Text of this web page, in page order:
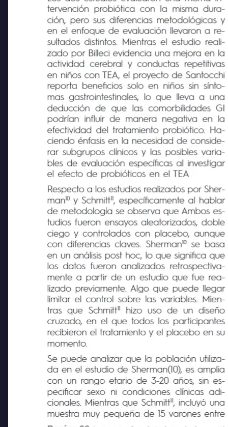
Los dos estudios evaluaron una misma in-
tervención probiótica con la misma dura-
ción, pero sus diferencias metodológicas y
en el enfoque de evaluación llevaron a re-
sultados distintos. Mientras el estudio reali-
zado por Billeci evidencia una mejora en la
actividad cerebral y conductas repetitivas
en niños con TEA, el proyecto de Santocchi
reporta beneficios solo en niños sin sínto-
mas gastrointestinales, lo que lleva a una
deducción de que las comorbilidades GI
podrían influir de manera negativa en la
efectividad del tratamiento probiótico. Ha-
ciendo énfasis en la necesidad de conside-
rar subgrupos clínicos y las posibles varia-
bles de evaluación específicas al investigar
el efecto de probióticos en el TEA
Respecto a los estudios realizados por
man
y Schmitt
11
, específicamente al hablar
de metodología se observa que Ambos es-
tudios fueron ensayos aleatorizados, doble
ciego y controlados con placebo, aunque
con diferencias claves. Sherman
10
se basa
en un análisis post hoc, lo que significa que
los datos fueron analizados retrospectiva-
mente a partir de un estudio que fue rea-
lizado previamente. Algo que puede llegar
limitar el control sobre las variables. Mien-
tras que
Schmitt hizo uso de
un diseño
cruzado, en el que todos los participantes
recibieron el tratamiento y el placebo en su
Se puede analizar que la población utiliza-
da en el estudio de Sherman(10), es amplia
con un rango etario de 3-20 años, sin es-
pecificar sexo ni condiciones clínicas adi-
cionales. Mientras que Schmitt
11
, incluyó una
muestra muy pequeña de 15 varones entre